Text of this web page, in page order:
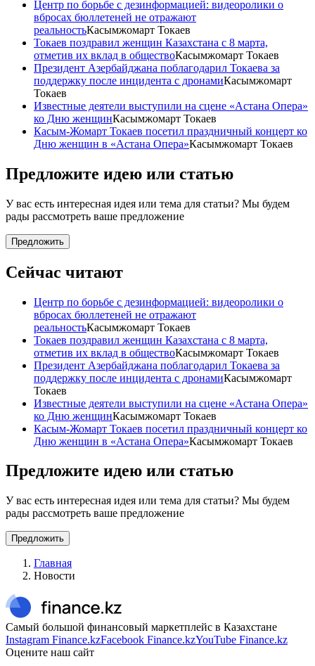
Центр по борьбе с дезинформацией: видеоролики о
вбросах бюллетеней не отражают
реальностьКасымжомарт Токаев
Токаев поздравил женщин Казахстана с 8 марта,
отметив их вклад в обществоКасымжомарт Токаев
Президент Азербайджана поблагодарил Токаева за
поддержку после инцидента с дронамиКасымжомарт
Токаев
Известные деятели выступили на сцене «Астана Опера»
ко Дню женщинКасымжомарт Токаев
Касым-Жомарт Токаев посетил праздничный концерт ко
Дню женщин в «Астана Опера»Касымжомарт Токаев
Предложите идею или статью
У вас есть интересная идея или тема для статьи? Мы будем
рады рассмотреть ваше предложение
Предложить
Сейчас читают
Центр по борьбе с дезинформацией: видеоролики о
вбросах бюллетеней не отражают
реальностьКасымжомарт Токаев
Токаев поздравил женщин Казахстана с 8 марта,
отметив их вклад в обществоКасымжомарт Токаев
Президент Азербайджана поблагодарил Токаева за
поддержку после инцидента с дронамиКасымжомарт
Токаев
Известные деятели выступили на сцене «Астана Опера»
ко Дню женщинКасымжомарт Токаев
Касым-Жомарт Токаев посетил праздничный концерт ко
Дню женщин в «Астана Опера»Касымжомарт Токаев
Предложите идею или статью
У вас есть интересная идея или тема для статьи? Мы будем
рады рассмотреть ваше предложение
Предложить
Главная
Новости
Самый большой финансовый маркетплейс в Казахстане
Instagram Finance.kzFacebook Finance.kzYouTube Finance.kz
Оцените наш сайт